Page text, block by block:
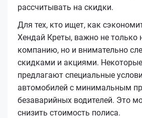
рассчитывать на скидки.
Для тех, кто ищет, как
Хендай Креты, важно не только
компанию, но и внимательно
скидками и акциями.
предлагают специальные
автомобилей с минимальным
безаварийных водителей. Это
снизить стоимость полиса.